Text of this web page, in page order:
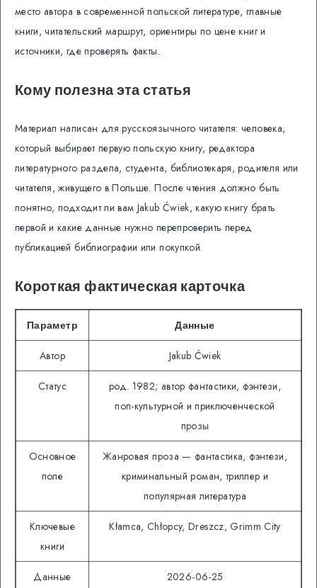
место автора в современной польской литературе, главные
книги, читательский маршрут, ориентиры по цене книг и
источники, где проверять факты.
Кому полезна эта статья
Материал написан для русскоязычного читателя: человека,
который выбирает первую польскую книгу, редактора
литературного раздела, студента, библиотекаря, родителя или
читателя, живущего в Польше. После чтения должно быть
понятно, подходит ли вам Jakub Ćwiek, какую книгу брать
первой и какие данные нужно перепроверить перед
публикацией библиографии или покупкой.
Короткая фактическая карточка
Параметр Данные
Автор Jakub Ćwiek
Статус
род. 1982; автор фантастики, фэнтези,
поп-культурной и приключенческой
прозы
Основное
поле
Жанровая проза — фантастика, фэнтези,
криминальный роман, триллер и
популярная литература
Ключевые
книги
Kłamca, Chłopcy, Dreszcz, Grimm City
Данные
2026-06-25